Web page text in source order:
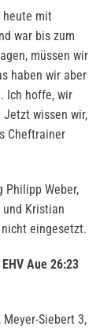
heute mit
war bis zum
müssen wir
haben wir aber
Ich hoffe, wir
wissen wir,
Cheftrainer
Philipp Weber,
und Kristian
eingesetzt.
Aue 26:23
Meyer-Siebert 3,